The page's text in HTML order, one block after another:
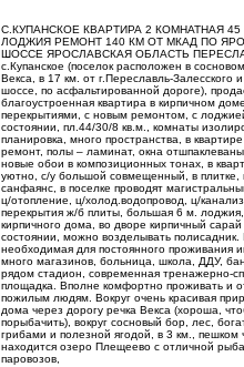
С.КУПАНСКОЕ КВАРТИРА 2 КОМНАТНАЯ 45
ЛОДЖИЯ РЕМОНТ 140 КМ ОТ МКАД ПО
ШОССЕ ЯРОСЛАВСКАЯ ОБЛАСТЬ
с.Купанское (поселок расположен в
Векса, в 17 км. от г.Переславль-Залесского
шоссе, по асфальтированной дороге),
благоустроенная квартира в кирпичном
перекрытиями, с новым ремонтом, с
состоянии, пл.44/30/8 кв.м., комнаты
планировка, много пространства, в
ремонт, полы – ламинат, окна
новые обои в композиционных тонах, в
уютно, с/у большой совмещенный, в плитке,
санфаянс, в поселке проводят
ц/отопление, ц/холод.водопровод, ц/
перекрытия ж/б плиты, большая 6 м. лоджия,
кирпичного дома, во дворе кирпичный
состоянии, можно возделывать полисадник.
необходимая для постоянного проживания
много магазинов, больница, школа, ДДУ,
рядом стадион, современная тренажерно-
площадка. Вполне комфортно проживать и
пожилым людям. Вокруг очень красивая
дома через дорогу речка Векса (хороша,
порыбачить), вокруг сосновый бор, лес,
грибами и полезной ягодой, в 3 км., пешком
находится озеро Плещеево с отличной
паровозов,